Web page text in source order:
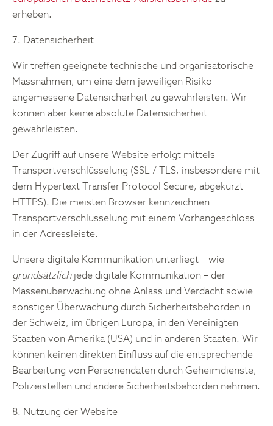
erheben.
7. Datensicherheit
Wir treffen geeignete technische und organisatorische
Massnahmen, um eine dem jeweiligen Risiko
angemessene Datensicherheit zu gewährleisten. Wir
können aber keine absolute Datensicherheit
gewährleisten.
Der Zugriff auf unsere Website erfolgt mittels
Transportverschlüsselung (SSL / TLS, insbesondere mit
dem Hypertext Transfer Protocol Secure, abgekürzt
HTTPS). Die meisten Browser kennzeichnen
Transportverschlüsselung mit einem Vorhängeschloss
in der Adressleiste.
Unsere digitale Kommunikation unterliegt – wie
grundsätzlichjede digitale Kommunikation – der
Massenüberwachung ohne Anlass und Verdacht sowie
sonstiger Überwachung durch Sicherheitsbehörden in
der Schweiz, im übrigen Europa, in den Vereinigten
Staaten von Amerika (USA) und in anderen Staaten. Wir
können keinen direkten Einfluss auf die entsprechende
Bearbeitung von Personendaten durch Geheimdienste,
Polizeistellen und andere Sicherheitsbehörden nehmen.
8. Nutzung der Website